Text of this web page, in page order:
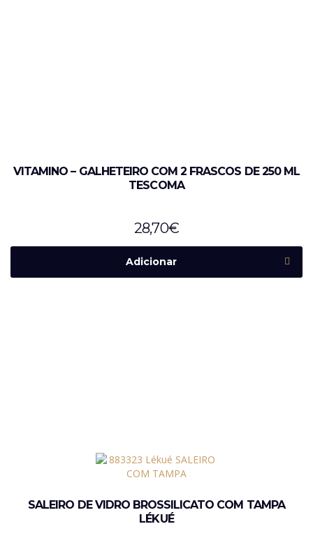
VITAMINO – GALHETEIRO COM 2 FRASCOS DE 250 ML
TESCOMA
28,70€
Adicionar
SALEIRO DE VIDRO BROSSILICATO COM TAMPA
LÉKUÉ